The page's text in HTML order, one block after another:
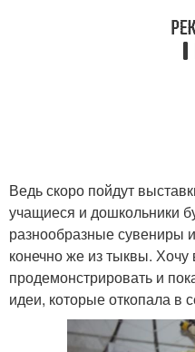
Ведь скоро пойдут
учащиеся и дошкольники
разнообразные сувениры
конечно же из тыквы. Хочу
продемонстрировать и
идеи, которые откопала в